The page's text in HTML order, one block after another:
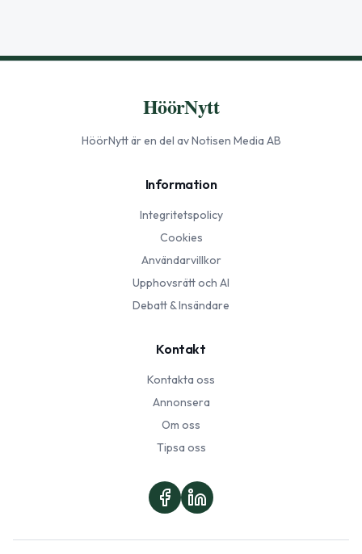
HöörNytt
HöörNyttär en del av Notisen Media AB
Information
Integritetspolicy
Cookies
Användarvillkor
Upphovsrätt och AI
Debatt & Insändare
Kontakt
Kontakta oss
Annonsera
Om oss
Tipsa oss